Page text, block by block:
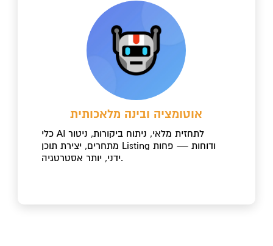
אוטומציה ובינה מלאכותית
כלי AI לתחזית מלאי, ניתוח ביקורות, ניטור
מתחרים, יצירת תוכן Listing ודוחות — פחות
ידני, יותר אסטרטגיה.